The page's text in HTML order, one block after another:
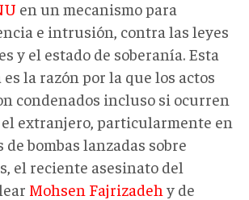
en un mecanismo para
e intrusión, contra las leyes
y el estado de soberanía. Esta
la razón por la que los actos
condenados incluso si ocurren
extranjero, particularmente en
bombas lanzadas sobre
el reciente asesinato del
Mohsen Fajrizadeh y de